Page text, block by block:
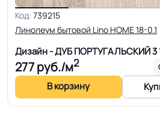
Срок службы
Класс горючести КМ2
Безопасность
материала ГОСТ, ТУ,
Код: 739215
Линолеум бытовой Lino HOME 18-0.1
Дизайн - ДУБ ПОРТУГАЛЬСКИЙ 3
277руб./м2
В корзину